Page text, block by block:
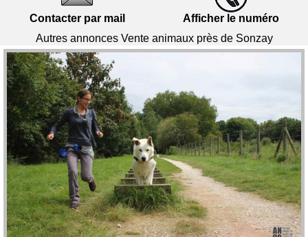
Contacter par mail
Afficher le numéro
Autres annonces Vente animaux près de Sonzay